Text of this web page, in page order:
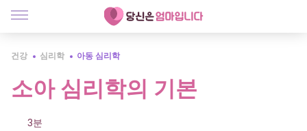
건강 심리학 아동 심리학
소아 심리학의 기본
3분